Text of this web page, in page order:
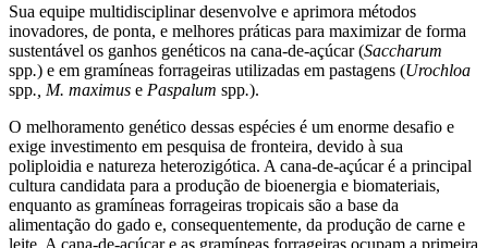
Sua equipe multidisciplinar desenvolve e aprimora métodos
inovadores, de ponta, e melhores práticas para maximizar de forma
sustentável os ganhos genéticos na cana-de-açúcar (Saccharum
spp.) e em gramíneas forrageiras utilizadas em pastagens (Urochloa
spp., M. maximus e Paspalum spp.).
O melhoramento genético dessas espécies é um enorme desafio e
exige investimento em pesquisa de fronteira, devido à sua
poliploidia e natureza heterozigótica. A cana-de-açúcar é a principal
cultura candidata para a produção de bioenergia e biomateriais,
enquanto as gramíneas forrageiras tropicais são a base da
alimentação do gado e, consequentemente, da produção de carne e
leite. A cana-de-açúcar e as gramíneas forrageiras ocupam a primeira